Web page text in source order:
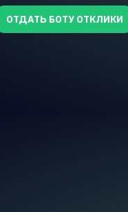
ОТДАТЬ БОТУ ОТКЛИКИ